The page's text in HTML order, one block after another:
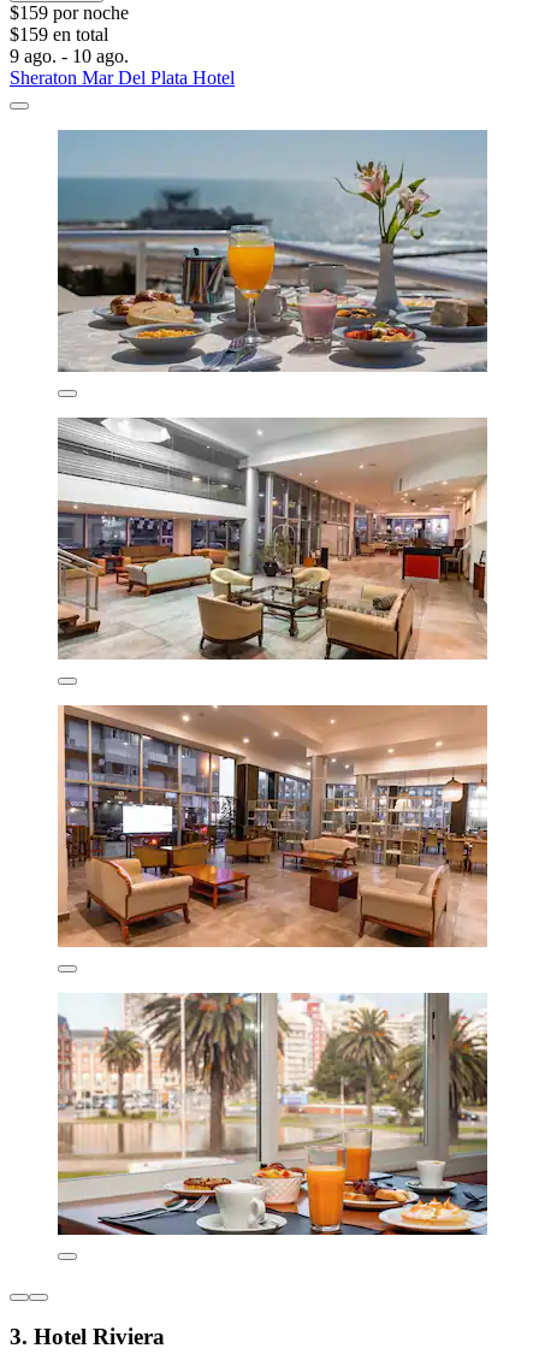
$159 por noche
$159 en total
9 ago. - 10 ago.
Sheraton Mar Del Plata Hotel
3. Hotel Riviera